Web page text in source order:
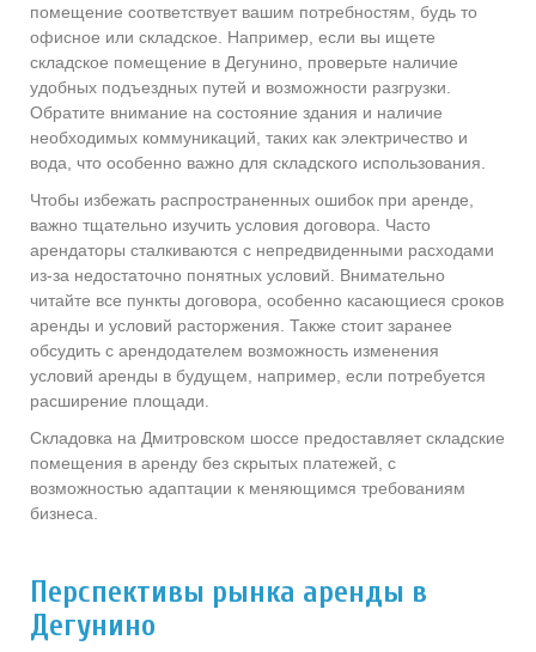
помещение соответствует вашим потребностям, будь то
офисное или складское. Например, если вы ищете
складское помещение в Дегунино, проверьте наличие
удобных подъездных путей и возможности разгрузки.
Обратите внимание на состояние здания и наличие
необходимых коммуникаций, таких как электричество и
вода, что особенно важно для складского использования.
Чтобы избежать распространенных ошибок при аренде,
важно тщательно изучить условия договора. Часто
арендаторы сталкиваются с непредвиденными расходами
из-за недостаточно понятных условий. Внимательно
читайте все пункты договора, особенно касающиеся сроков
аренды и условий расторжения. Также стоит заранее
обсудить с арендодателем возможность изменения
условий аренды в будущем, например, если потребуется
расширение площади.
Складовка на Дмитровском шоссе предоставляет складские
помещения в аренду без скрытых платежей, с
возможностью адаптации к меняющимся требованиям
бизнеса.
Перспективы рынка аренды в
Дегунино